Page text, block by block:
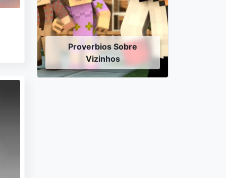
Proverbios Sobre
Vizinhos